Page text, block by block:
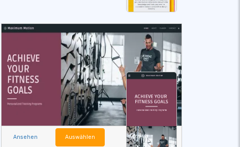
Ansehen Auswählen